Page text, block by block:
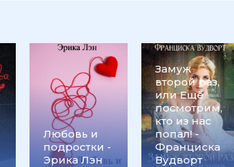
Любовь и
подростки -
Эрика Лэн
Замуж
второй раз,
или Ещё
посмотрим,
кто из нас
попал! -
Франциска
Вудворт